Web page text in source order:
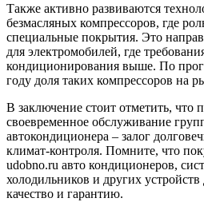
Также активно развиваются
безмасляных компрессоров, где
специальные покрытия. Это
для электромобилей, где
кондиционирования выше. По
году доля таких компрессоров на
В заключение стоит отметить, что
своевременное обслуживание
автокондиционера – залог
климат-контроля. Помните, что
udobno.ru авто кондиционеров,
холодильников и других
качество и гарантию.